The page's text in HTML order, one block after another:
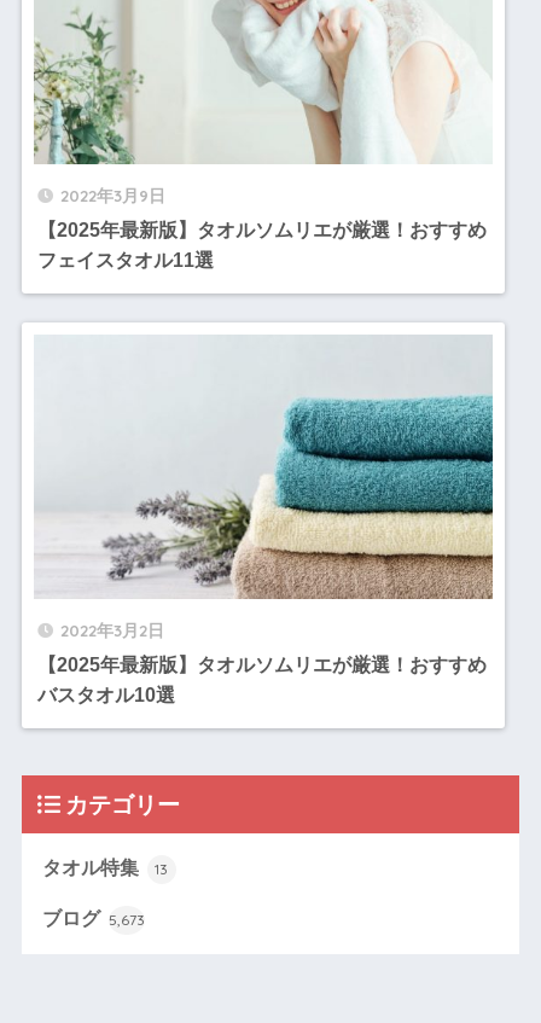
2022年3月9日
【2025年最新版】タオルソムリエが厳選！おすすめ
フェイスタオル11選
2022年3月2日
【2025年最新版】タオルソムリエが厳選！おすすめ
バスタオル10選
カテゴリー
タオル特集 13
ブログ 5,673